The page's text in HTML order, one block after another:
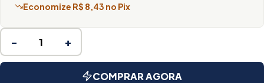
Economize R$ 8,43 no Pix
− +
COMPRAR AGORA